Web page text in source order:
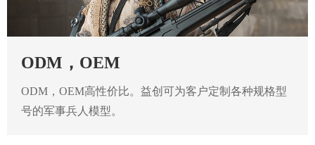
ODM，OEM
ODM，OEM高性价比。益创可为客户定制各种规格型
号的军事兵人模型。